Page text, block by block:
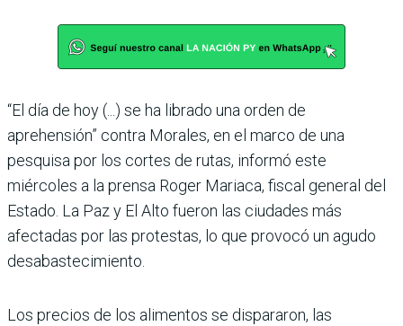
“El día de hoy (...) se ha librado una orden de
aprehensión” contra Morales, en el marco de una
pesquisa por los cortes de rutas, informó este
miércoles a la prensa Roger Mariaca, fiscal general del
Estado. La Paz y El Alto fueron las ciudades más
afectadas por las protestas, lo que provocó un agudo
desabastecimiento.
Los precios de los alimentos se dispararon, las